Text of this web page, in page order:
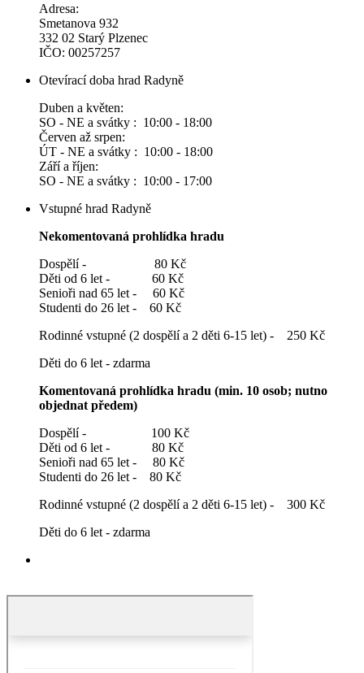
Adresa:
Smetanova 932
332 02 Starý Plzenec
IČO: 00257257
Otevírací doba hrad Radyně
Duben a květen:
SO - NE a svátky : 10:00 - 18:00
Červen až srpen:
ÚT - NE a svátky : 10:00 - 18:00
Září a říjen:
SO - NE a svátky : 10:00 - 17:00
Vstupné hrad Radyně
Nekomentovaná prohlídka hradu
Dospělí - 80 Kč
Děti od 6 let - 60 Kč
Senioři nad 65 let - 60 Kč
Studenti do 26 let - 60 Kč
Rodinné vstupné (2 dospělí a 2 děti 6-15 let) - 250 Kč
Děti do 6 let - zdarma
Komentovaná prohlídka hradu (min. 10 osob; nutno
objednat předem)
Dospělí - 100 Kč
Děti od 6 let - 80 Kč
Senioři nad 65 let - 80 Kč
Studenti do 26 let - 80 Kč
Rodinné vstupné (2 dospělí a 2 děti 6-15 let) - 300 Kč
Děti do 6 let - zdarma